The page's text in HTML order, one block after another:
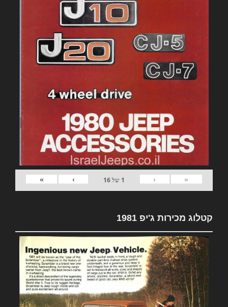
«
‹
1 של16
›
»
קטלוג מכירות ג'יפ 1981